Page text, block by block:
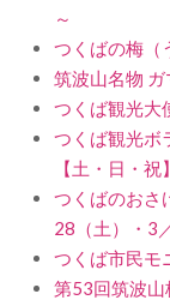
～
つくばの梅
筑波山名物 ガ
つくば観光大
つくば観光ボ
【土・日・祝】
つくばのおさ
28（土）・3
つくば市民モ
第53回筑波